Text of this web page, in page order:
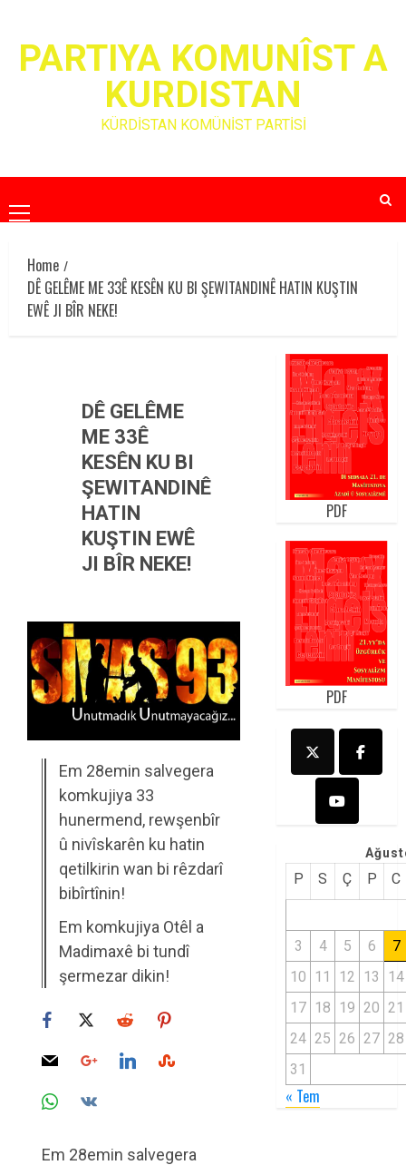
contentPARTIYA KOMUNÎST A
KURDISTAN
KÜRDİSTAN KOMÜNİST PARTİSİ
Primary
Menu
Home
DÊ GELÊME ME 33Ê KESÊN KU BI ŞEWITANDINÊ HATIN KUŞTIN
EWÊ JI BÎR NEKE!
DÊ GELÊME
ME 33Ê
KESÊN KU BI
ŞEWITANDINÊ
HATIN
KUŞTIN EWÊ
JI BÎR NEKE!
Em 28emin salvegera
komkujiya 33
hunermend, rewşenbîr
û nivîskarên ku hatin
qetilkirin wan bi rêzdarî
bibîrtînin!
Em komkujiya Otêl a
Madimaxê bi tundî
şermezar dikin!
Em 28emin salvegera
PDF
PDF
P S Ç P C
3 4 5 6
7
10 11 12 13
14
17 18 19 20 21
24 25 26 27 28
31
« Tem